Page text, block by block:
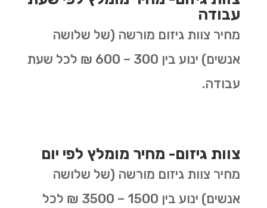
עבודה
מחיר צוות גיזום מורשה (של שלושה
אנשים) ינוע בין 300 – 600 ₪ לכל שעת
עבודה.
צוות גיזום- מחיר מומלץ לפי יום
מחיר צוות גיזום מורשה (של שלושה
אנשים) ינוע בין 1500 – 3500 ₪ לכל